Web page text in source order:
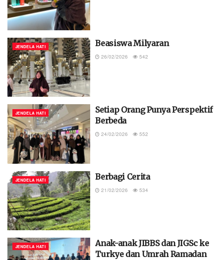
JENDELA HATI Beasiswa Milyaran
26/02/2026 542
JENDELA HATI
Setiap Orang Punya Perspektif
Berbeda
24/02/2026 552
JENDELA HATI Berbagi Cerita
21/02/2026 534
JENDELA HATI
Anak-anak JIBBS dan JIGSc ke
Turkye dan Umrah Ramadan